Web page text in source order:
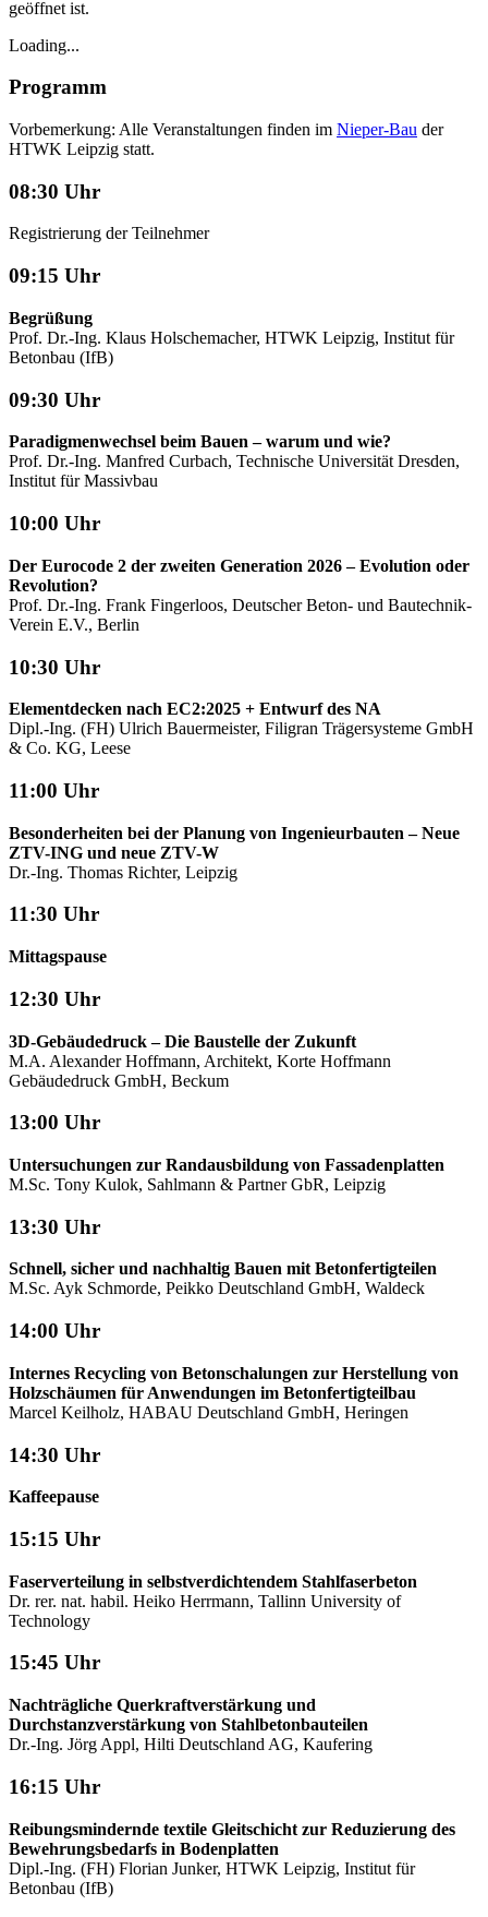
geöffnet ist.
Loading...
Programm
Vorbemerkung: Alle Veranstaltungen finden im Nieper-Bau der
HTWK Leipzig statt.
08:30 Uhr
Registrierung der Teilnehmer
09:15 Uhr
Begrüßung
Prof. Dr.-Ing. Klaus Holschemacher, HTWK Leipzig, Institut für
Betonbau (IfB)
09:30 Uhr
Paradigmenwechsel beim Bauen – warum und wie?
Prof. Dr.-Ing. Manfred Curbach, Technische Universität Dresden,
Institut für Massivbau
10:00 Uhr
Der Eurocode 2 der zweiten Generation 2026 – Evolution oder
Revolution?
Prof. Dr.-Ing. Frank Fingerloos, Deutscher Beton- und Bautechnik-
Verein E.V., Berlin
10:30 Uhr
Elementdecken nach EC2:2025 + Entwurf des NA
Dipl.-Ing. (FH) Ulrich Bauermeister, Filigran Trägersysteme GmbH
& Co. KG, Leese
11:00 Uhr
Besonderheiten bei der Planung von Ingenieurbauten – Neue
ZTV-ING und neue ZTV-W
Dr.-Ing. Thomas Richter, Leipzig
11:30 Uhr
Mittagspause
12:30 Uhr
3D-Gebäudedruck – Die Baustelle der Zukunft
M.A. Alexander Hoffmann, Architekt, Korte Hoffmann
Gebäudedruck GmbH, Beckum
13:00 Uhr
Untersuchungen zur Randausbildung von Fassadenplatten
M.Sc. Tony Kulok, Sahlmann & Partner GbR, Leipzig
13:30 Uhr
Schnell, sicher und nachhaltig Bauen mit Betonfertigteilen
M.Sc. Ayk Schmorde, Peikko Deutschland GmbH, Waldeck
14:00 Uhr
Internes Recycling von Betonschalungen zur Herstellung von
Holzschäumen für Anwendungen im Betonfertigteilbau
Marcel Keilholz, HABAU Deutschland GmbH, Heringen
14:30 Uhr
Kaffeepause
15:15 Uhr
Faserverteilung in selbstverdichtendem Stahlfaserbeton
Dr. rer. nat. habil. Heiko Herrmann, Tallinn University of
Technology
15:45 Uhr
Nachträgliche Querkraftverstärkung und
Durchstanzverstärkung von Stahlbetonbauteilen
Dr.-Ing. Jörg Appl, Hilti Deutschland AG, Kaufering
16:15 Uhr
Reibungsmindernde textile Gleitschicht zur Reduzierung des
Bewehrungsbedarfs in Bodenplatten
Dipl.-Ing. (FH) Florian Junker, HTWK Leipzig, Institut für
Betonbau (IfB)